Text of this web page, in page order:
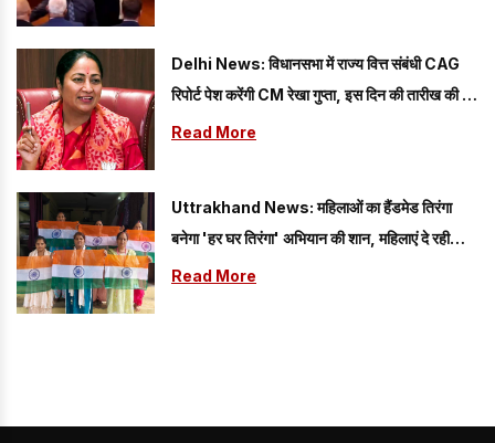
Delhi News: विधानसभा में राज्य वित्त संबंधी CAG
रिपोर्ट पेश करेंगी CM रेखा गुप्ता, इस दिन की तारीख की गई
तय
Read More
Uttrakhand News: महिलाओं का हैंडमेड तिरंगा
बनेगा 'हर घर तिरंगा' अभियान की शान, महिलाएं दे रही
अपनी प्रतिभा का परिचय
Read More